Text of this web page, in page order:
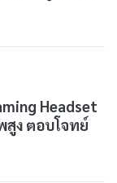
Headset
ง ตอบโจทย์